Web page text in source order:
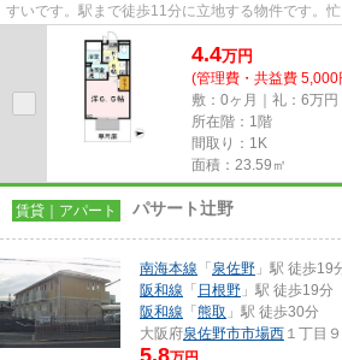
すいです。駅まで徒歩11分に立地する物件です。
置き場付物件。泉佐野市エリア...
4.4万円
(管理費・共益費 5,000
敷：0ヶ月｜礼：6万円
所在階：1階
間取り：1K
面積：23.59㎡
賃貸｜アパート パサート辻野
南海本線 「 泉佐野 」駅 徒歩19
阪和線 「 日根野 」駅 徒歩19分
阪和線 「 熊取 」駅 徒歩30分
大阪府泉佐野市市場西 １丁目
5.8